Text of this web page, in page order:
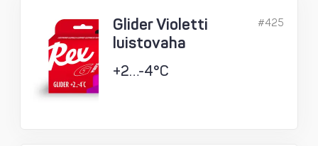
Glider Violetti
luistovaha
+2…-4°C
#425